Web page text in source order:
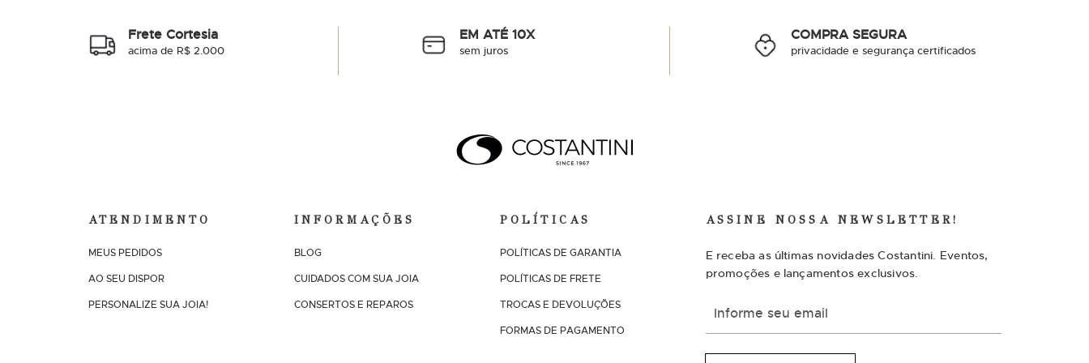
Frete Cortesia
acima de R$ 2.000
EM ATÉ 10X
sem juros
COMPRA SEGURA
privacidade e segurança certificados
ATENDIMENTO
MEUS PEDIDOS
AO SEU DISPOR
PERSONALIZE SUA JOIA!
INFORMAÇÕES
BLOG
CUIDADOS COM SUA JOIA
CONSERTOS E REPAROS
POLÍTICAS
POLÍTICAS DE GARANTIA
POLÍTICAS DE FRETE
TROCAS E DEVOLUÇÕES
FORMAS DE PAGAMENTO
ASSINE NOSSA NEWSLETTER!
E receba as últimas novidades Costantini. Eventos,
promoções e lançamentos exclusivos.
s